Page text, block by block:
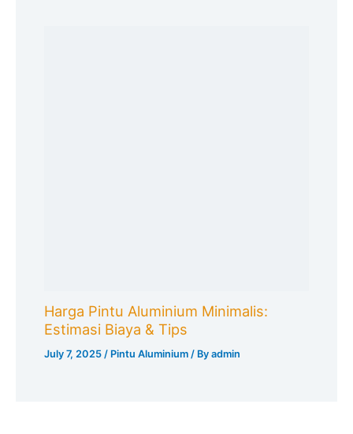
Harga Pintu Aluminium Minimalis:
Estimasi Biaya & Tips
July 7, 2025/ Pintu Aluminium / Byadmin